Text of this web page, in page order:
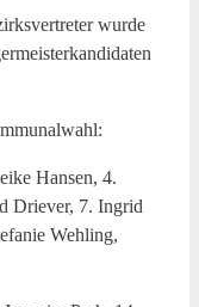
wurde
Hansen, 4.
Driever, 7. Ingrid
Wehling,